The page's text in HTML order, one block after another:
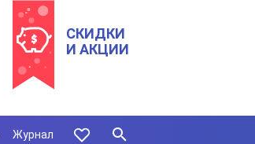
СКИДКИ
И АКЦИИ
Журнал